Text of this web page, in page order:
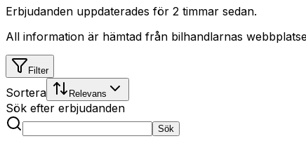
Erbjudanden uppdaterades för 2 timmar sedan.
All information är hämtad från bilhandlarnas
Filter
Sortera Relevans
Sök efter erbjudanden
Sök